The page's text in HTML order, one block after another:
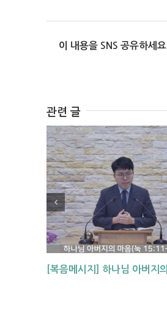
이 내용을 SNS 공유하세요
관련 글